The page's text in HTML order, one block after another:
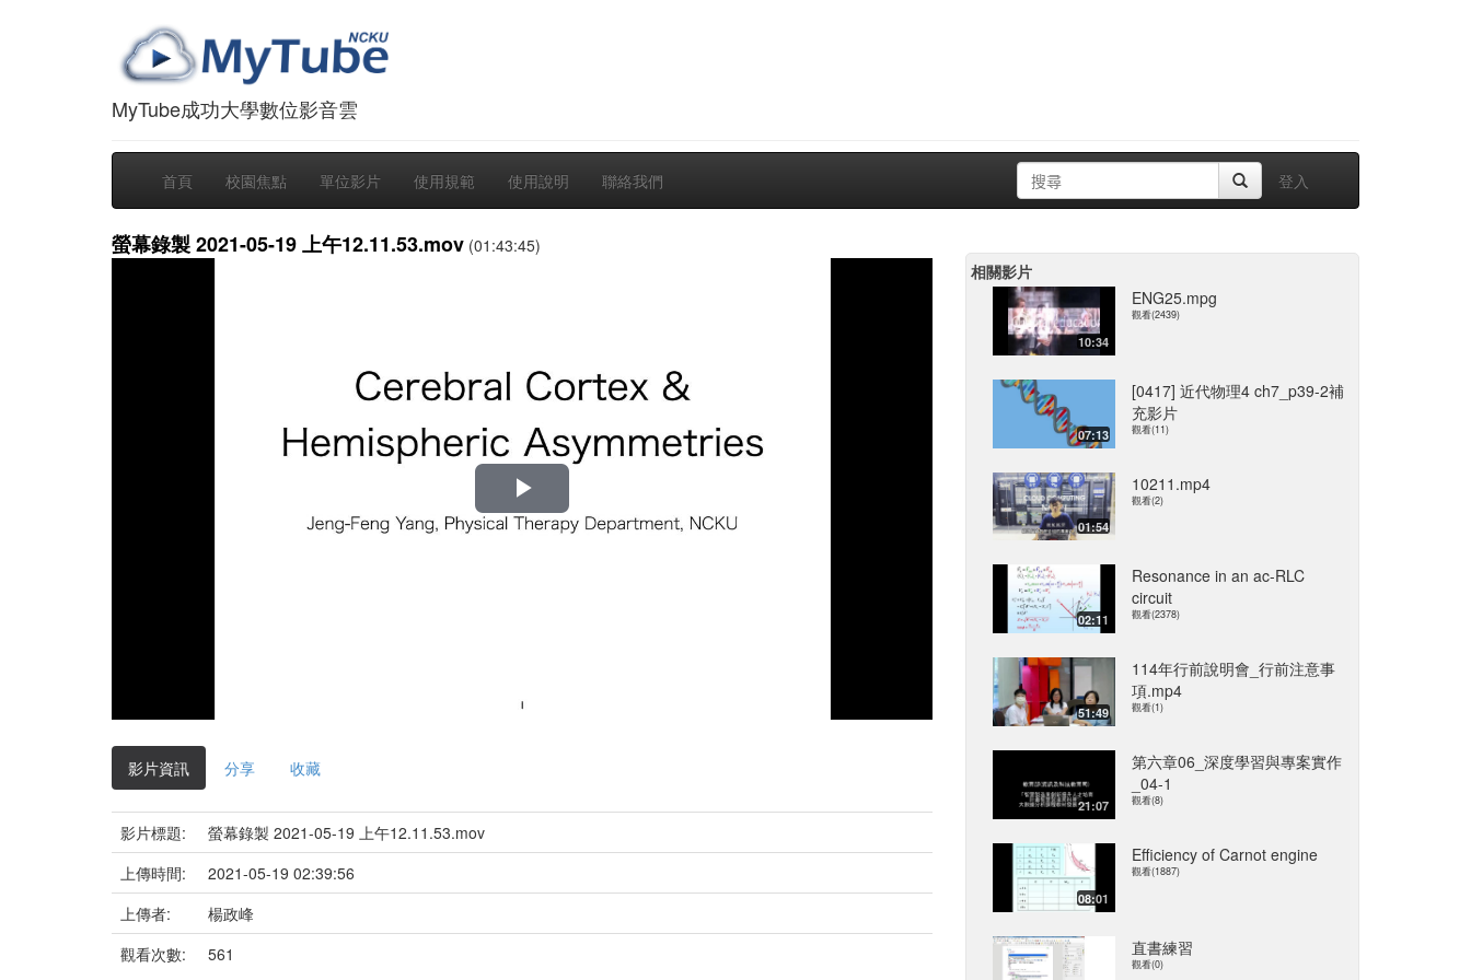
MyTube成功大學數位影音雲
首頁 校園焦點 單位影片 使用規範 使用說明 聯絡我們 登入
螢幕錄製 2021-05-19 上午12.11.53.mov (01:43:45)
播
影片資訊 分享 收藏
影片標題:
螢幕錄製 2021-05-19 上午12.11.53.mov
上傳時間:
2021-05-19 02:39:56
上傳者:
楊政峰
觀看次數:
561
相關影片
10:34
ENG25.mpg
觀看(2439)
07:13
[0417] 近代物理4 ch7_p39-2補
充影片
觀看(11)
01:54
10211.mp4
觀看(2)
02:11
Resonance in an ac-RLC
circuit
觀看(2378)
51:49
114年行前說明會_行前注意事
項.mp4
觀看(1)
21:07
第六章06_深度學習與專案實作
_04-1
觀看(8)
08:01
Efficiency of Carnot engine
觀看(1887)
直書練習
觀看(0)